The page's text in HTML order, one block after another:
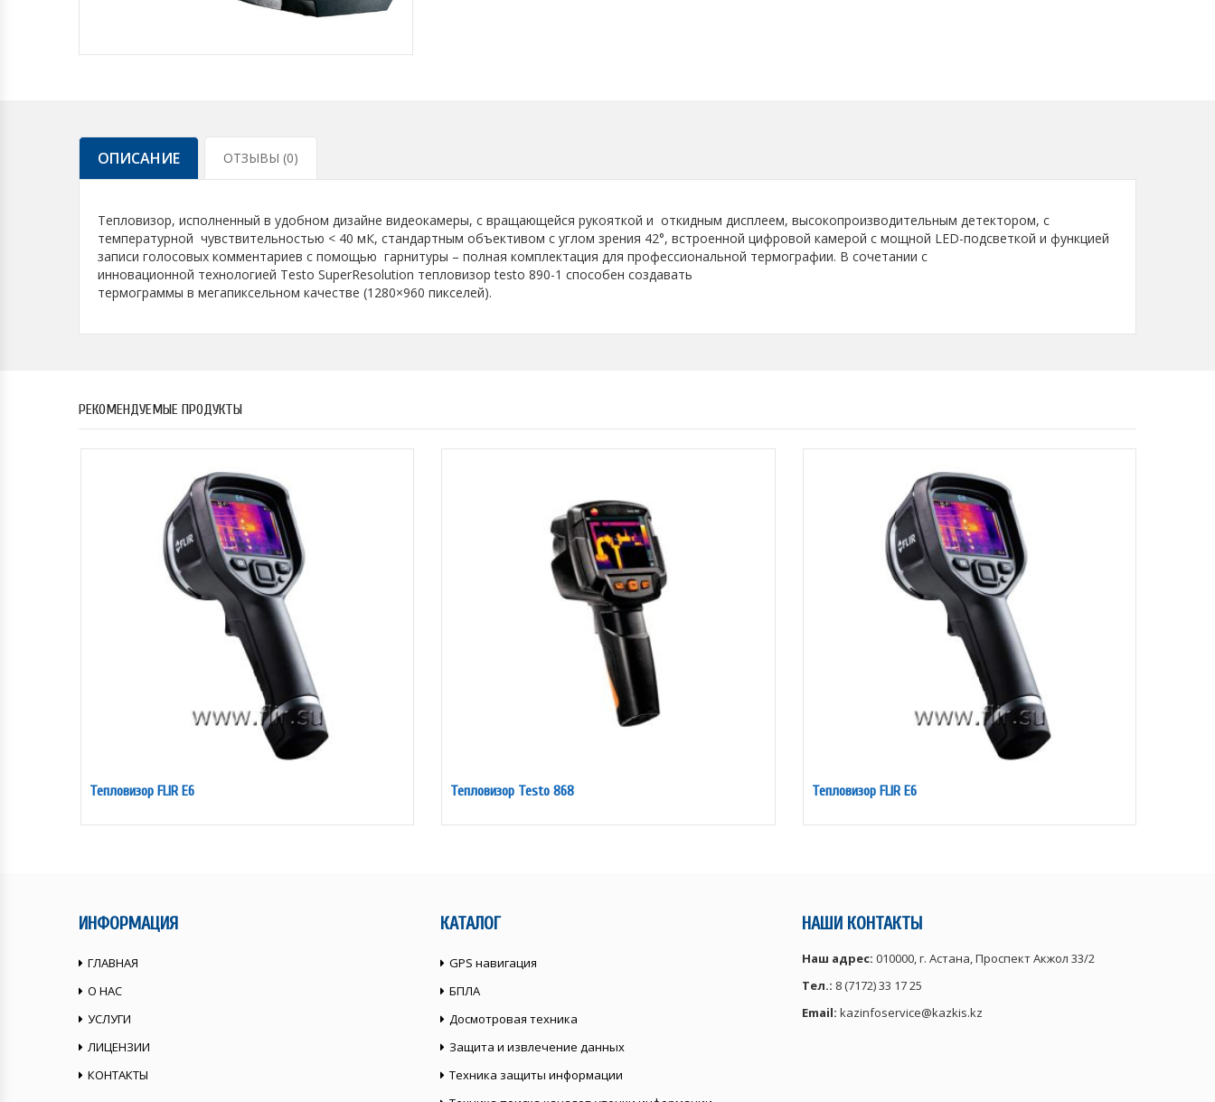
ОПИСАНИЕ ОТЗЫВЫ (0)
Тепловизор, исполненный в удобном дизайне видеокамеры, с вращающейся рукояткой и откидным дисплеем, высокопроизводительным детектором, с
температурной чувствительностью < 40 мК, стандартным объективом с углом зрения 42°, встроенной цифровой камерой с мощной LED-подсветкой и функцией
записи голосовых комментариев с помощью гарнитуры – полная комплектация для профессиональной термографии. В сочетании с
инновационной технологией Testo SuperResolution тепловизор testo 890-1 способен создавать
термограммы в мегапиксельном качестве (1280×960 пикселей).
РЕКОМЕНДУЕМЫЕ ПРОДУКТЫ
Тепловизор FLIR E6 Тепловизор Testo 868 Тепловизор FLIR E6
ИНФОРМАЦИЯ
ГЛАВНАЯ
О НАС
УСЛУГИ
ЛИЦЕНЗИИ
КОНТАКТЫ
КАТАЛОГ
GPS навигация
БПЛА
Досмотровая техника
Защита и извлечение данных
Техника защиты информации
НАШИ КОНТАКТЫ
Наш адрес: 010000, г. Астана, Проспект Акжол 33/2
Тел.: 8 (7172) 33 17 25
Email: kazinfoservice@kazkis.kz